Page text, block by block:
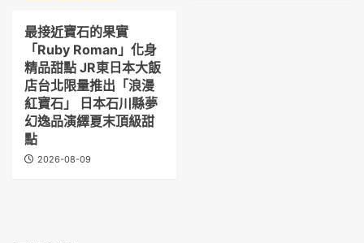
最接近寶石的果實
「Ruby Roman」化身
精品甜點 JR東日本大飯
店台北限量推出「浪漫
紅寶石」 日本石川縣夢
幻逸品演繹夏末頂級甜
點
2026-08-09